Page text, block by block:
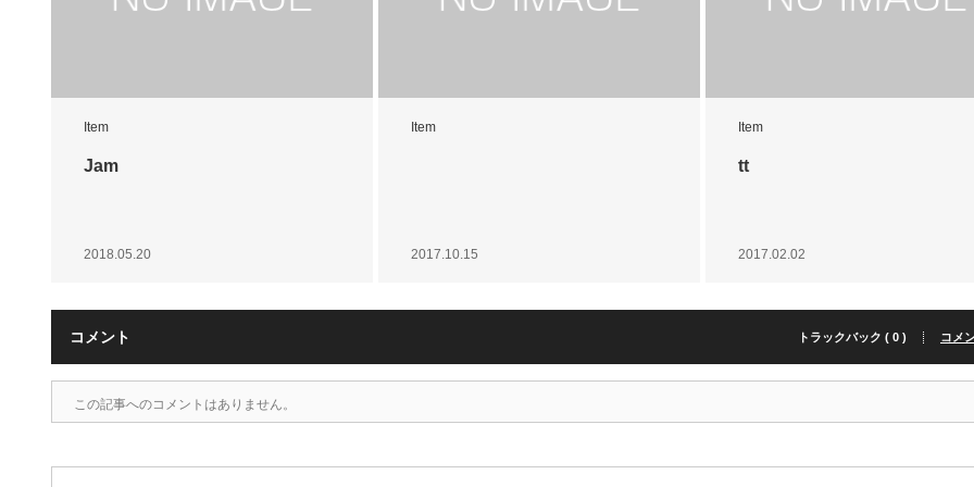
Item
Jam
2018.05.20
Item
2017.10.15
Item
tt
2017.02.02
コメント トラックバック ( 0 ) コメ
この記事へのコメントはありません。